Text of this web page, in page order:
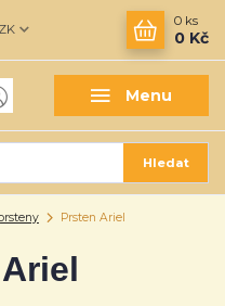
Menu
Hledat
0 ks
0 Kč
Prsten Ariel